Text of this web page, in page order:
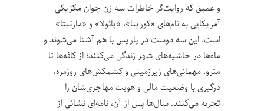
و عمیق که روایت‌گر خاطرات سه زن جوان مکزیکی-
آمریکایی به نام‌های «کورینا»، «پائولا» و «مارتیتا»
است. این سه دوست در پاریس با هم آشنا می‌شوند و
ماه‌ها در حاشیه‌های شهر زندگی می‌کنند؛ از کافه‌ها تا
مترو، مهمانی‌های زیرزمینی و کشمکش‌های روزمره،
درگیری با وضعیت مالی و هویت مهاجری‌شان را
تجربه می‌کنند. سال‌ها پس از آن، نامه‌ای نشانی از